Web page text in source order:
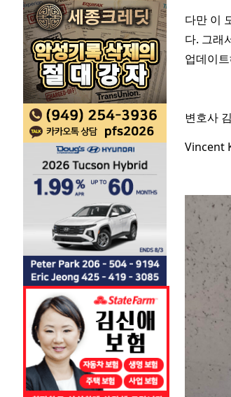
다만 이
다. 그래
업데이
변호사
Vincent